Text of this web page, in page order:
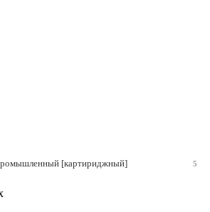
[картириджный] 5